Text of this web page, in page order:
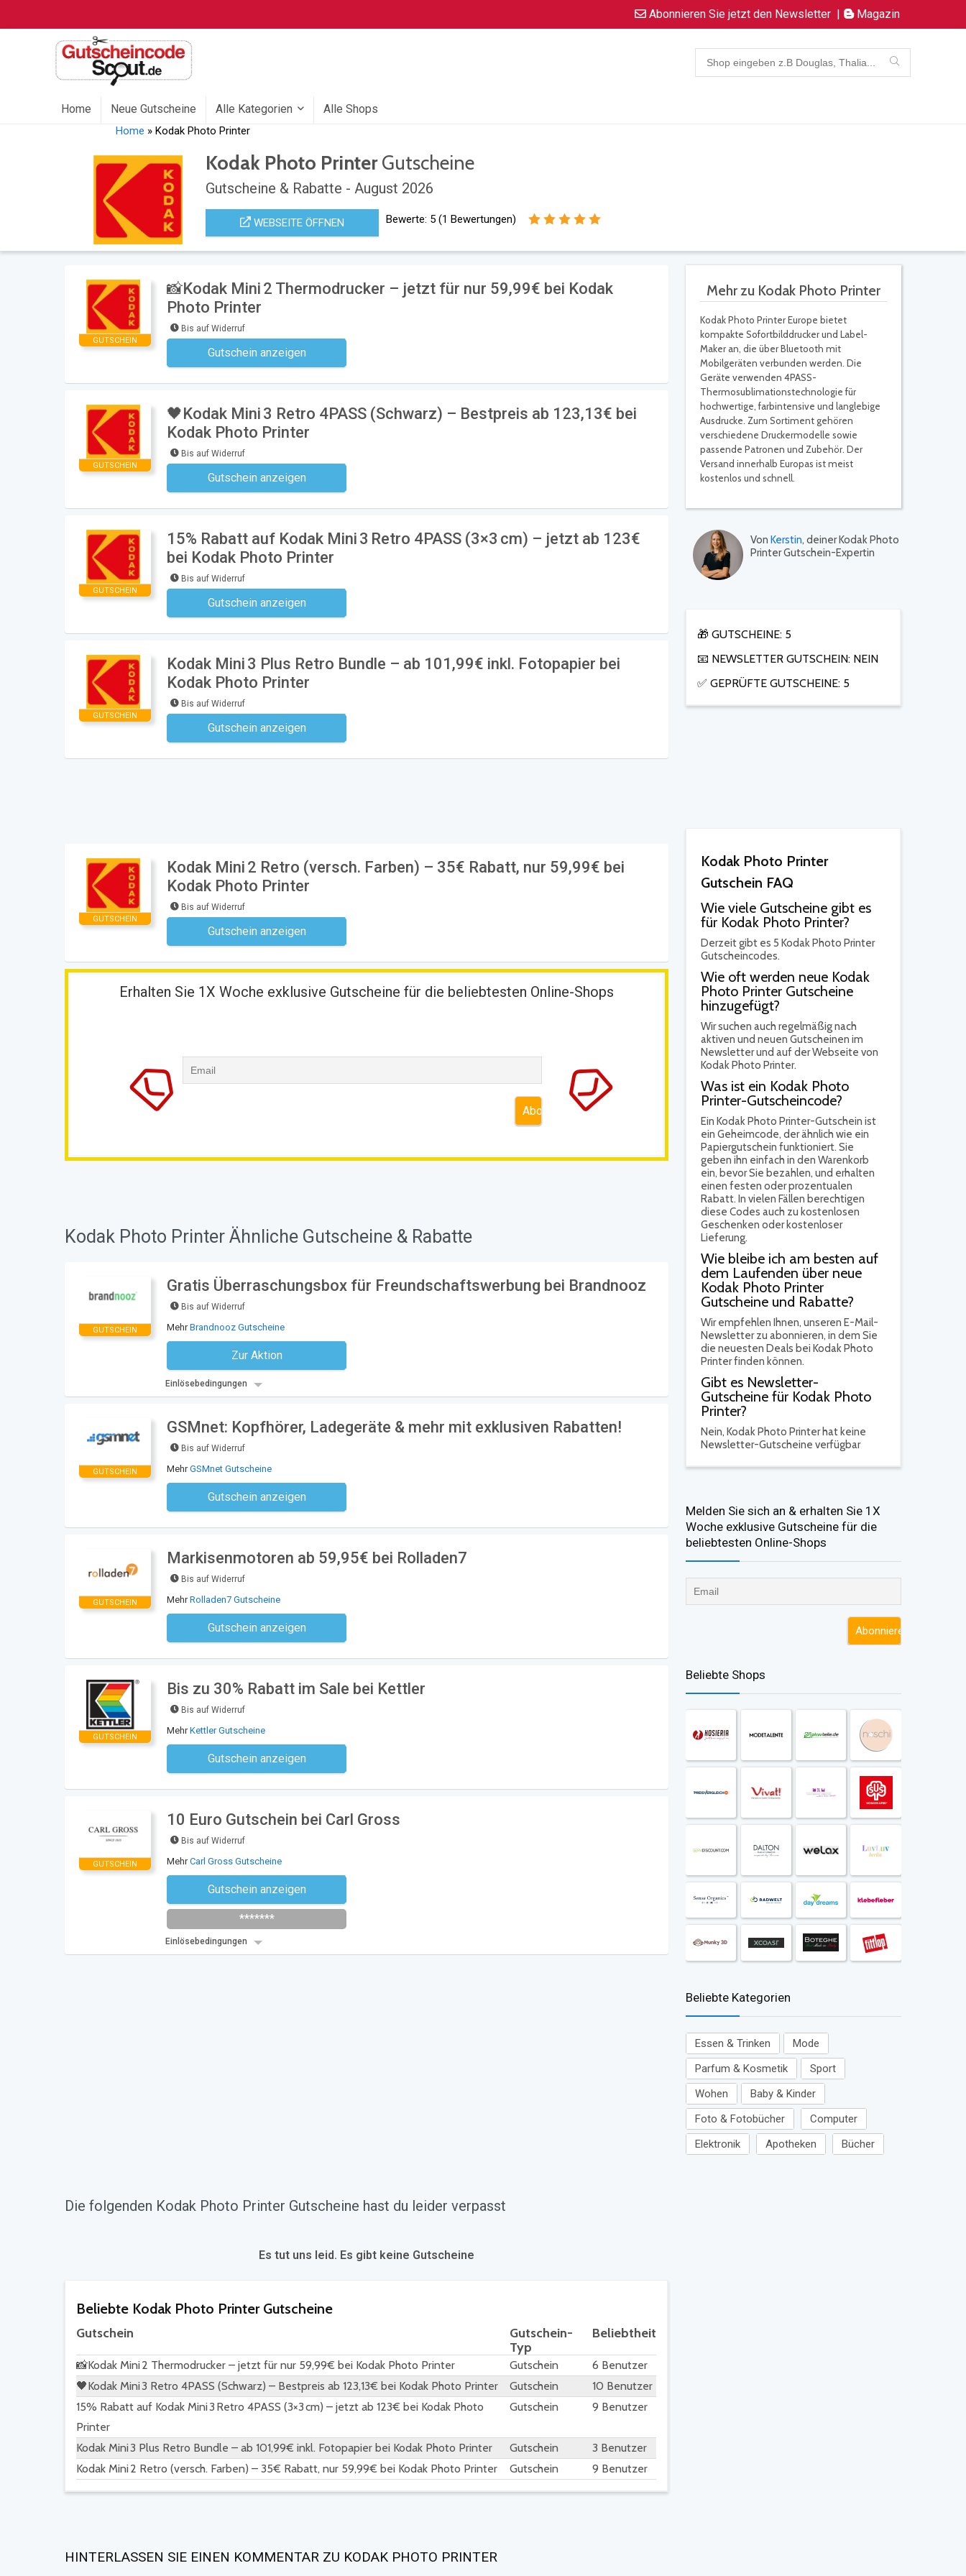
Abonnieren Sie jetzt den Newsletter | Magazin
Home Neue Gutscheine Alle Kategorien Alle Shops
Home »Kodak Photo Printer
Kodak Photo PrinterGutscheine
Gutscheine & Rabatte - August 2026
WEBSEITE ÖFFNEN Bewerte: 5 (1 Bewertungen)
Mehr zu Kodak Photo Printer
Kodak Photo Printer Europe bietet
kompakte Sofortbilddrucker und Label-
Maker an, die über Bluetooth mit
Mobilgeräten verbunden werden. Die
Geräte verwenden 4PASS-
Thermosublimationstechnologie für
hochwertige, farbintensive und langlebige
Ausdrucke. Zum Sortiment gehören
verschiedene Druckermodelle sowie
passende Patronen und Zubehör. Der
Versand innerhalb Europas ist meist
kostenlos und schnell.
Von Kerstin, deiner Kodak Photo
Printer Gutschein-Expertin
🎁 GUTSCHEINE: 5
📧 NEWSLETTER GUTSCHEIN: NEIN
✅ GEPRÜFTE GUTSCHEINE: 5
Kodak Photo Printer
Gutschein FAQ
Wie viele Gutscheine gibt es
für Kodak Photo Printer?
Derzeit gibt es 5 Kodak Photo Printer
Gutscheincodes.
Wie oft werden neue Kodak
Photo Printer Gutscheine
hinzugefügt?
Wir suchen auch regelmäßig nach
aktiven und neuen Gutscheinen im
Newsletter und auf der Webseite von
Kodak Photo Printer.
Was ist ein Kodak Photo
Printer-Gutscheincode?
Ein Kodak Photo Printer-Gutschein ist
ein Geheimcode, der ähnlich wie ein
Papiergutschein funktioniert. Sie
geben ihn einfach in den Warenkorb
ein, bevor Sie bezahlen, und erhalten
einen festen oder prozentualen
Rabatt. In vielen Fällen berechtigen
diese Codes auch zu kostenlosen
Geschenken oder kostenloser
Lieferung.
Wie bleibe ich am besten auf
dem Laufenden über neue
Kodak Photo Printer
Gutscheine und Rabatte?
Wir empfehlen Ihnen, unseren E-Mail-
Newsletter zu abonnieren, in dem Sie
die neuesten Deals bei Kodak Photo
Printer finden können.
Gibt es Newsletter-
Gutscheine für Kodak Photo
Printer?
Nein, Kodak Photo Printer hat keine
Newsletter-Gutscheine verfügbar
Melden Sie sich an & erhalten Sie 1X
Woche exklusive Gutscheine für die
beliebtesten Online-Shops​
Beliebte Shops
Beliebte Kategorien
Essen & Trinken
Mode
Parfum & Kosmetik
Sport
Wohen
Baby & Kinder
Foto & Fotobücher
Computer
Elektronik
Apotheken Bücher
GUTSCHEIN
📸Kodak Mini 2 Thermodrucker – jetzt für nur 59,99€ bei Kodak
Photo Printer
Bis auf Widerruf
Gutschein anzeigen
Kein Code notwendig
GUTSCHEIN
🖤Kodak Mini 3 Retro 4PASS (Schwarz) – Bestpreis ab 123,13€ bei
Kodak Photo Printer
Bis auf Widerruf
Gutschein anzeigen
Kein Code notwendig
GUTSCHEIN
15% Rabatt auf Kodak Mini 3 Retro 4PASS (3×3 cm) – jetzt ab 123€
bei Kodak Photo Printer
Bis auf Widerruf
Gutschein anzeigen
Kein Code notwendig
GUTSCHEIN
Kodak Mini 3 Plus Retro Bundle – ab 101,99€ inkl. Fotopapier bei
Kodak Photo Printer
Bis auf Widerruf
Gutschein anzeigen
Kein Code notwendig
GUTSCHEIN
Kodak Mini 2 Retro (versch. Farben) – 35€ Rabatt, nur 59,99€ bei
Kodak Photo Printer
Bis auf Widerruf
Gutschein anzeigen
Kein Code notwendig
Erhalten Sie 1X Woche exklusive Gutscheine für die beliebtesten Online-Shops
Kodak Photo Printer Ähnliche Gutscheine & Rabatte
GUTSCHEIN
Gratis Überraschungsbox für Freundschaftswerbung bei Brandnooz
Bis auf Widerruf
MehrBrandnooz Gutscheine
Zur AktionKein Code notwendig
Einlösebedingungen
GUTSCHEIN
GSMnet: Kopfhörer, Ladegeräte & mehr mit exklusiven Rabatten!
Bis auf Widerruf
MehrGSMnet Gutscheine
Gutschein anzeigen
Kein Code notwendig
GUTSCHEIN
Markisenmotoren ab 59,95€ bei Rolladen7
Bis auf Widerruf
MehrRolladen7 Gutscheine
Gutschein anzeigen
Kein Code notwendig
GUTSCHEIN
Bis zu 30% Rabatt im Sale bei Kettler
Bis auf Widerruf
MehrKettler Gutscheine
Gutschein anzeigen
Kein Code notwendig
GUTSCHEIN
10 Euro Gutschein bei Carl Gross
Bis auf Widerruf
MehrCarl Gross Gutscheine
Gutschein anzeigen
Newsletter des Shops abonnieren
*******
Einlösebedingungen
Die folgenden Kodak Photo Printer Gutscheine hast du leider verpasst
Es tut uns leid. Es gibt keine Gutscheine
Beliebte Kodak Photo Printer Gutscheine
Gutschein
Gutschein-
Typ
Beliebtheit
📸Kodak Mini 2 Thermodrucker – jetzt für nur 59,99€ bei Kodak Photo Printer Gutschein
6 Benutzer
🖤Kodak Mini 3 Retro 4PASS (Schwarz) – Bestpreis ab 123,13€ bei Kodak Photo Printer
Gutschein
10 Benutzer
15% Rabatt auf Kodak Mini 3 Retro 4PASS (3×3 cm) – jetzt ab 123€ bei Kodak Photo
Printer
Gutschein 9 Benutzer
Kodak Mini 3 Plus Retro Bundle – ab 101,99€ inkl. Fotopapier bei Kodak Photo Printer Gutschein
3 Benutzer
Kodak Mini 2 Retro (versch. Farben) – 35€ Rabatt, nur 59,99€ bei Kodak Photo Printer
Gutschein 9 Benutzer
HINTERLASSEN SIE EINEN KOMMENTAR ZU KODAK PHOTO PRINTER